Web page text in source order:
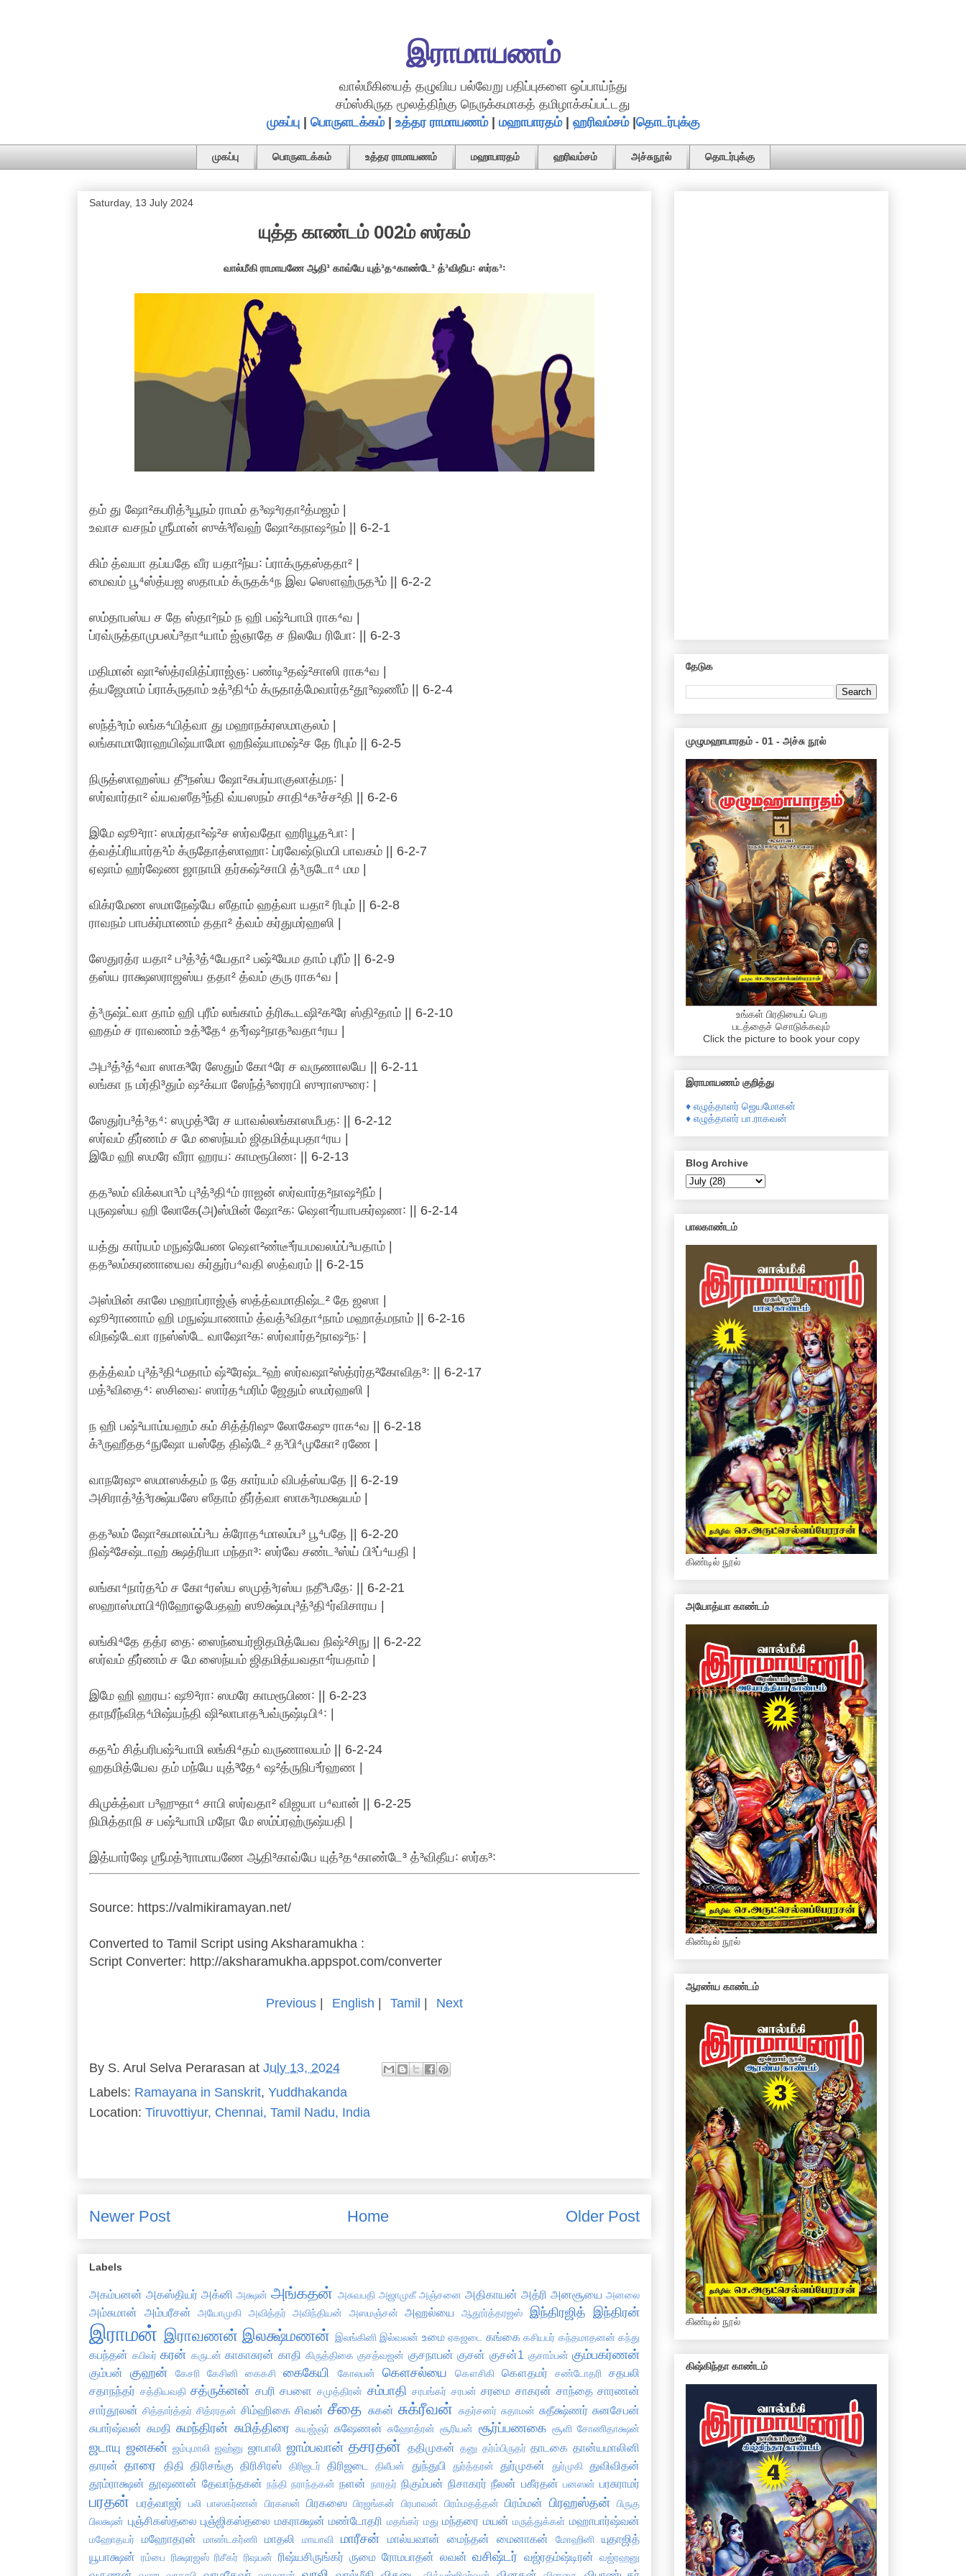
இராமாயணம்
வால்மீகியைத் தழுவிய பல்வேறு பதிப்புகளை ஒப்பாய்ந்து
சம்ஸ்கிருத மூலத்திற்கு நெருக்கமாகத் தமிழாக்கப்பட்டது
முகப்பு| பொருளடக்கம்| உத்தர ராமாயணம்| மஹாபாரதம்| ஹரிவம்சம்| தொடர்புக்கு
முகப்பு பொருளடக்கம் உத்தர ராமாயணம் மஹாபாரதம் ஹரிவம்சம் அச்சுநூல் தொடர்புக்கு
Saturday, 13 July 2024
யுத்த காண்டம் 002ம் ஸர்கம்
வால்மீகி ராமாயணே ஆதி³ காவ்யே யுத்³த⁴காண்டே³ த்³விதீய꞉ ஸர்க³꞉
தம் து ஷோ²கபரித்³யூநம் ராமம் த³ஷ²ரதா²த்மஜம் |
உவாச வசநம் ஶ்ரீமான் ஸுக்³ரீவஹ் ஷோ²கநாஷ²நம் || 6-2-1
கிம் த்வயா தப்யதே வீர யதா²ந்ய꞉ ப்ராக்ருதஸ்ததா² |
மைவம் பூ⁴ஸ்த்யஜ ஸதாபம் க்ருதக்⁴ந இவ ஸௌஹ்ருத³ம் || 6-2-2
ஸம்தாபஸ்ய ச தே ஸ்தா²நம் ந ஹி பஷ்²யாமி ராக⁴வ |
ப்ரவ்ருத்தாமுபலப்³தா⁴யாம் ஜ்ஞாதே ச நிலயே ரிபோ꞉ || 6-2-3
மதிமான் ஷா²ஸ்த்ரவித்ப்ராஜ்ஞ꞉ பண்டி³தஷ்²சாஸி ராக⁴வ |
த்யஜேமாம் ப்ராக்ருதாம் உத்³தி⁴ம் க்ருதாத்மேவார்த²தூ³ஷணீம் || 6-2-4
ஸந்த்³ரம் லங்க⁴யித்வா து மஹாநக்ரஸமாகுலம் |
லங்காமாரோஹயிஷ்யாமோ ஹநிஷ்யாமஷ்²ச தே ரிபும் || 6-2-5
நிருத்ஸாஹஸ்ய தீ³நஸ்ய ஷோ²கபர்யாகுலாத்மந꞉ |
ஸர்வார்தா² வ்யவஸீத³ந்தி வ்யஸநம் சாதி⁴க³ச்ச²தி || 6-2-6
இமே ஷூ²ரா꞉ ஸமர்தா²ஷ்²ச ஸர்வதோ ஹரியூத²பா꞉ |
த்வத்ப்ரியார்த²ம் க்ருதோத்ஸாஹா꞉ ப்ரவேஷ்டுமபி பாவகம் || 6-2-7
ஏஷாம் ஹர்ஷேண ஜாநாமி தர்கஷ்²சாபி த்³ருடோ⁴ மம |
விக்ரமேண ஸமாநேஷ்யே ஸீதாம் ஹத்வா யதா² ரிபும் || 6-2-8
ராவநம் பாபக்ர்மாணம் ததா² த்வம் கர்துமர்ஹஸி |
ஸேதுரத்ர யதா² ப³த்³த்⁴யேதா² பஷ்²யேம தாம் புரீம் || 6-2-9
தஸ்ய ராக்ஷஸராஜஸ்ய ததா² த்வம் குரு ராக⁴வ |
த்³ருஷ்ட்வா தாம் ஹி புரீம் லங்காம் த்ரிகூடஷி²க²ரே ஸ்தி²தாம் || 6-2-10
ஹதம் ச ராவணம் உத்³தே⁴ த³ர்ஷ²நாத³வதா⁴ரய |
அப³த்³த்⁴வா ஸாக³ரே ஸேதும் கோ⁴ரே ச வருணாலயே || 6-2-11
லங்கா ந மர்தி³தும் ஷ²க்யா ஸேந்த்³ரைரபி ஸுராஸுரை꞉ |
ஸேதுர்ப³த்³த⁴꞉ ஸமுத்³ரே ச யாவல்லங்காஸமீபத꞉ || 6-2-12
ஸர்வம் தீர்ணம் ச மே ஸைந்யம் ஜிதமித்யுபதா⁴ரய |
இமே ஹி ஸமரே வீரா ஹரய꞉ காமரூபிண꞉ || 6-2-13
தத³லம் விக்லபா³ம் பு³த்³தி⁴ம் ராஜன் ஸர்வார்த²நாஷ²நீம் |
புருஷஸ்ய ஹி லோகே(அ)ஸ்மின் ஷோ²க꞉ ஷௌ²ர்யாபகர்ஷண꞉ || 6-2-14
யத்து கார்யம் மநுஷ்யேண ஷௌ²ண்டீ³ர்யமவலம்ப்³யதாம் |
தத³லம்கரணாயைவ கர்துர்ப⁴வதி ஸத்வரம் || 6-2-15
அஸ்மின் காலே மஹாப்ராஜ்ஞ் ஸத்த்வமாதிஷ்ட² தே ஜஸா |
ஷூ²ராணாம் ஹி மநுஷ்யாணாம் த்வத்³விதா⁴நாம் மஹாத்மநாம் || 6-2-16
விநஷ்டேவா ரநஸ்ஸ்டே வாஷோ²க꞉ ஸர்வார்த²நாஷ²ந꞉ |
தத்த்வம் பு³த்³தி⁴மதாம் ஷ்²ரேஷ்ட²ஹ் ஸர்வஷா²ஸ்த்ரர்த²கோவித³꞉ || 6-2-17
மத்³விதை⁴꞉ ஸசிவை꞉ ஸார்த⁴மரிம் ஜேதும் ஸமர்ஹஸி |
ந ஹி பஷ்²யாம்யஹம் கம் சித்த்ரிஷு லோகேஷு ராக⁴வ || 6-2-18
க்³ருஹீதத⁴நுஷோ யஸ்தே திஷ்டே² த³பி⁴முகோ² ரணே |
வாநரேஷு ஸமாஸக்தம் ந தே கார்யம் விபத்ஸ்யதே || 6-2-19
அசிராத்³த்³ரக்ஷ்யஸே ஸீதாம் தீர்த்வா ஸாக³ரமக்ஷயம் |
தத³லம் ஷோ²கமாலம்ப்³ய க்ரோத⁴மாலம்ப³ பூ⁴பதே || 6-2-20
நிஷ்²சேஷ்டாஹ் க்ஷத்ரியா மந்தா³꞉ ஸர்வே சண்ட³ஸ்ய் பி³ப்⁴யதி |
லங்கா⁴நார்த²ம் ச கோ⁴ரஸ்ய ஸமுத்³ரஸ்ய நதீ³பதே꞉ || 6-2-21
ஸஹாஸ்மாபி⁴ரிஹோஓபேதஹ் ஸூக்ஷ்மபு³த்³தி⁴ர்விசாரய |
லங்கி⁴தே தத்ர தை꞉ ஸைந்யைர்ஜிதமித்யேவ நிஷ்²சிநு || 6-2-22
ஸர்வம் தீர்ணம் ச மே ஸைந்யம் ஜிதமித்யவதா⁴ர்யதாம் |
இமே ஹி ஹரய꞉ ஷூ²ரா꞉ ஸமரே காமரூபிண꞉ || 6-2-23
தாநரீந்வித⁴மிஷ்யந்தி ஷி²லாபாத³பவ்ருஷ்டிபி⁴꞉ |
கத²ம் சித்பரிபஷ்²யாமி லங்கி⁴தம் வருணாலயம் || 6-2-24
ஹதமித்யேவ தம் மந்யே யுத்³தே⁴ ஷ²த்ருநிப³ர்ஹண |
கிமுக்த்வா ப³ஹுதா⁴ சாபி ஸர்வதா² விஜயா ப⁴வான் || 6-2-25
நிமித்தாநி ச பஷ்²யாமி மநோ மே ஸம்ப்ரஹ்ருஷ்யதி |
இத்யார்ஷே ஶ்ரீமத்³ராமாயணே ஆதி³காவ்யே யுத்³த⁴காண்டே³ த்³விதீய꞉ ஸர்க³꞉
Source: https://valmikiramayan.net/
Converted to Tamil Script using Aksharamukha :
Script Converter: http://aksharamukha.appspot.com/converter
Previous English Tamil Next
By S. Arul Selva Perarasan at July 13, 2024
Labels: Ramayana in Sanskrit, Yuddhakanda
Location: Tiruvottiyur, Chennai, Tamil Nadu, India
Newer Post Older Post
Home
Labels
அகம்பனன் அகஸ்தியர் அக்னி அக்ஷன் அங்கதன் அசுவபதி அஜாமுகீ அஞ்சனை அதிகாயன் அத்ரி அனசூயை அனலை
அம்சுமான் அம்பரீசன் அயோமுகி அவித்தர் அவிந்தியன் அஸமஞ்சன் அஹல்யை ஆதூர்த்தரஜஸ் இந்திரஜித் இந்திரன்
இராமன் இராவணன் இலக்ஷ்மணன் இலங்கினி இல்வலன் உமை ஏகஜடை கங்கை கசியபர் கந்தமாதனன் கந்து
கபந்தன் கபிலர் கரன் கருடன் காகாசுரன் காதி கிருத்திகை குசத்வஜன் குசநாபன் குசன் குசன்1 குசாம்பன் கும்பகர்ணன்
கும்பன் குஹன் கேசரி கேசினி கைகசி கைகேயி கோலபன் கௌசல்யை கௌசிகி கௌதமர் சண்டோதரி
சதபலி
சதாநந்தர் சத்தியவதி சத்ருக்னன் சபரி சபளை சமுத்திரன் சம்பாதி சரபங்கர் சரபன் சரமை சாகரன் சாந்தை சாரணன்
சார்தூலன் சித்தார்த்தர் சித்ரரதன் சிம்ஹிகை சிவன் சீதை சுகன் சுக்ரீவன் சுதர்சனர் சுதாமன் சுதீக்ஷ்ணர் சுனசேபன்
சுபார்ஷ்வன் சுமதி சுமந்திரன் சுமித்திரை சுயஜ்ஞர் சுஷேணன் சுஹோத்ரன் சூரியன் சூர்ப்பணகை சூளி சோணிதாக்ஷன்
ஜடாயு ஜனகன் ஜம்புமாலி ஜஹ்னு ஜாபாலி ஜாம்பவான் தசரதன் ததிமுகன் தனு தர்ம்பிருதர் தாடகை தான்யமாலினி
தாரன் தாரை திதி திரிசங்கு திரிசிரஸ் திரிஜடர் திரிஜடை திலீபன் துந்துபி துர்த்தரன் துர்முகன் துர்முகி
துவிவிதன்
தூம்ராக்ஷன் தூஷணன் தேவாந்தகன் நந்தி நராந்தகன் நளன் நாரதர் நிகும்பன் நிசாகரர் நீலன் பகீரதன் பனஸன் பரசுராமர்
பரதன் பரத்வாஜர் பலி பாஸகர்ணன் பிரகஸன் பிரகஸை பிரஜங்கன் பிரபாவன் பிரம்மதத்தன் பிரம்மன் பிரஹஸ்தன் பிருகு
பிலக்ஷன் புஞ்சிகஸ்தலை புஞ்ஜிகஸ்தலை மகராக்ஷன் மண்டோதரி மதங்கர் மது மந்தரை மயன் மருத்துக்கள் மஹாபார்ஷ்வன்
மஹோதயர் மஹோதரன் மாண்டகர்ணி மாதலி மாயாவி மாரீசன் மால்யவான் மைந்தன் மைனாகன் மோஹினி
யுதாஜித்
யூபாக்ஷன் ரம்பை ரிக்ஷரஜஸ் ரிசீகர் ரிஷபன் ரிஷ்யசிருங்கர் ருமை ரோமபாதன் லவன் வசிஷ்டர் வஜ்ரதம்ஷ்டிரன் வஜ்ரஹனு
தேடுக
முழுமஹாபாரதம் - 01 - அச்சு நூல்
உங்கள் பிரதியைப் பெற
படத்தைச் சொடுக்கவும்
Click the picture to book your copy
இராமாயணம் குறித்து
♦ எழுத்தாளர் ஜெயமோகன்
♦ எழுத்தாளர் பா.ராகவன்
Blog Archive
பாலகாண்டம்
கிண்டில் நூல்
அயோத்யா காண்டம்
கிண்டில் நூல்
ஆரண்ய காண்டம்
கிண்டில் நூல்
கிஷ்கிந்தா காண்டம்